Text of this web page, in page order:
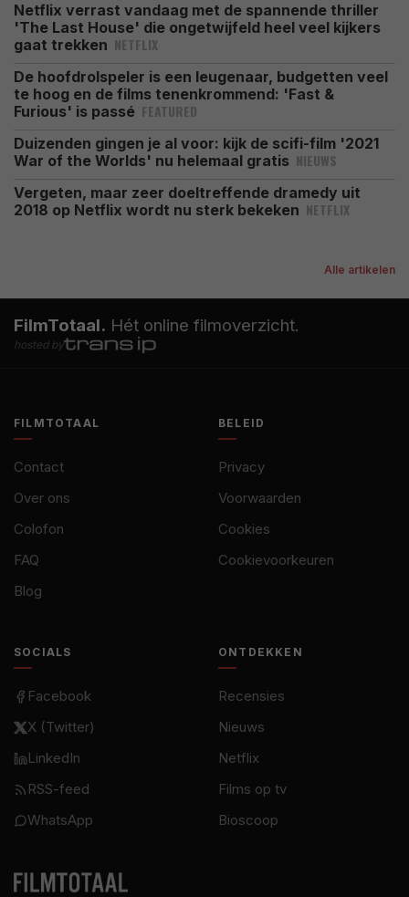
Netflix verrast vandaag met de spannende thriller
'The Last House' die ongetwijfeld heel veel kijkers
gaat trekken NETFLIX
De hoofdrolspeler is een leugenaar, budgetten veel
te hoog en de films tenenkrommend: 'Fast &
Furious' is passé FEATURED
Duizenden gingen je al voor: kijk de scifi-film '2021
War of the Worlds' nu helemaal gratis NIEUWS
Vergeten, maar zeer doeltreffende dramedy uit
2018 op Netflix wordt nu sterk bekeken NETFLIX
Alle artikelen
FilmTotaal. Hét online filmoverzicht.
hosted by
FILMTOTAAL
Contact
Over ons
Colofon
FAQ
Blog
BELEID
Privacy
Voorwaarden
Cookies
Cookievoorkeuren
SOCIALS
Facebook
X (Twitter)
LinkedIn
RSS-feed
WhatsApp
ONTDEKKEN
Recensies
Nieuws
Netflix
Films op tv
Bioscoop